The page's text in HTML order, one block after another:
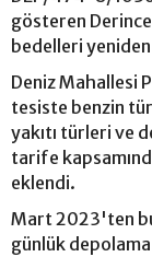
gösteren
bedelleri
Deniz Mahallesi
tesiste benzin
yakıtı türleri ve
tarife
eklendi.
Mart 2023'ten
günlük